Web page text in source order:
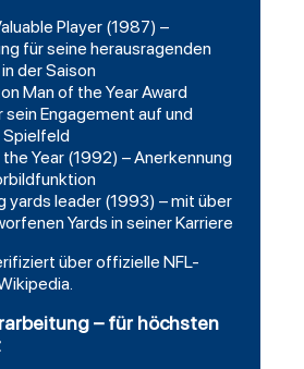
Player (1987) –
für seine herausragenden
der Saison
Man of the Year Award
sein Engagement auf und
Spielfeld
Year (1992) – Anerkennung
yards leader (1993) – mit über
Yards in seiner Karriere
über offizielle NFL-
– für höchsten